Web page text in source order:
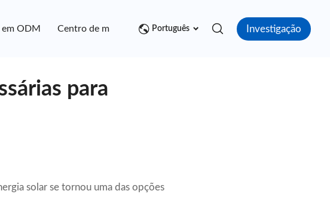
em ODM Centro de mídia Contato
Português Investigação
para
solar se tornou uma das opções